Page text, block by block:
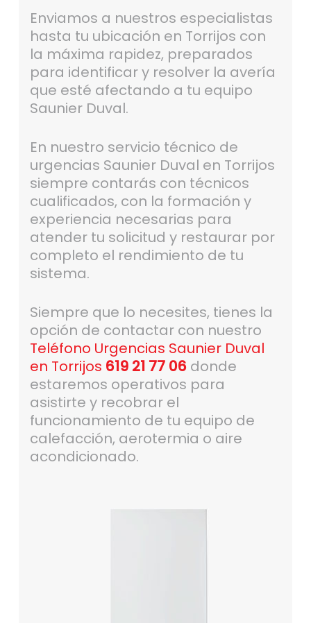
Enviamos a nuestros especialistas
hasta tu ubicación en Torrijos con
la máxima rapidez, preparados
para identificar y resolver la avería
que esté afectando a tu equipo
Saunier Duval.
En nuestro servicio técnico de
urgencias Saunier Duval en Torrijos
siempre contarás con técnicos
cualificados, con la formación y
experiencia necesarias para
atender tu solicitud y restaurar por
completo el rendimiento de tu
sistema.
Siempre que lo necesites, tienes la
opción de contactar con nuestro
Teléfono Urgencias Saunier Duval
en Torrijos 619 21 77 06 donde
estaremos operativos para
asistirte y recobrar el
funcionamiento de tu equipo de
calefacción, aerotermia o aire
acondicionado.